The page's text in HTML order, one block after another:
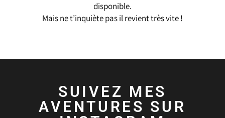
disponible.
Mais ne t’inquiète pas il revient très vite !
SUIVEZ MES
AVENTURES SUR